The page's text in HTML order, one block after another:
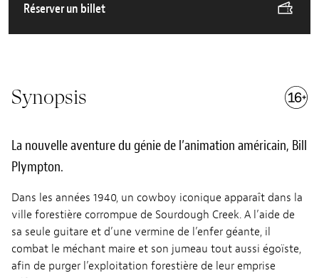
Réserver un billet
Synopsis
La nouvelle aventure du génie de l’animation américain, Bill
Plympton.
Dans les années 1940, un cowboy iconique apparaît dans la
ville forestière corrompue de Sourdough Creek. A l’aide de
sa seule guitare et d’une vermine de l’enfer géante, il
combat le méchant maire et son jumeau tout aussi égoïste,
afin de purger l’exploitation forestière de leur emprise